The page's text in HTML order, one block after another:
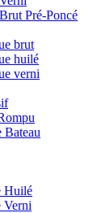
Pré-Poncé
brut
huilé
verni
Bateau
Huilé
Verni